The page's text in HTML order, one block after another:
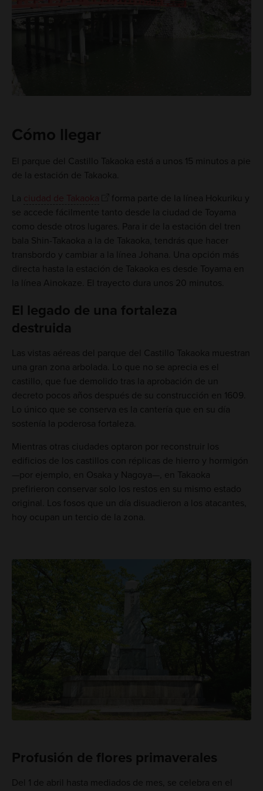
Cómo llegar
El parque del Castillo Takaoka está a unos 15 minutos a pie
de la estación de Takaoka.
La ciudad de Takaoka
forma parte de la línea Hokuriku y
se accede fácilmente tanto desde la ciudad de Toyama
como desde otros lugares. Para ir de la estación del tren
bala Shin-Takaoka a la de Takaoka, tendrás que hacer
transbordo y cambiar a la línea Johana. Una opción más
directa hasta la estación de Takaoka es desde Toyama en
la línea Ainokaze. El trayecto dura unos 20 minutos.
El legado de una fortaleza
destruida
Las vistas aéreas del parque del Castillo Takaoka muestran
una gran zona arbolada. Lo que no se aprecia es el
castillo, que fue demolido tras la aprobación de un
decreto pocos años después de su construcción en 1609.
Lo único que se conserva es la cantería que en su día
sostenía la poderosa fortaleza.
Mientras otras ciudades optaron por reconstruir los
edificios de los castillos con réplicas de hierro y hormigón
—por ejemplo, en Osaka y Nagoya—, en Takaoka
prefirieron conservar solo los restos en su mismo estado
original. Los fosos que un día disuadieron a los atacantes,
hoy ocupan un tercio de la zona.
Profusión de flores primaverales
Del 1 de abril hasta mediados de mes, se celebra en el